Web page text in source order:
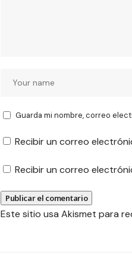
Guarda mi nombre, correo
Recibir un correo
Recibir un correo
Este sitio usa Akismet para